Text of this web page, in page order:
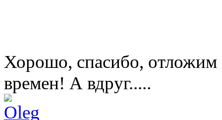
Хорошо, спасибо,
времен! А вдруг.....